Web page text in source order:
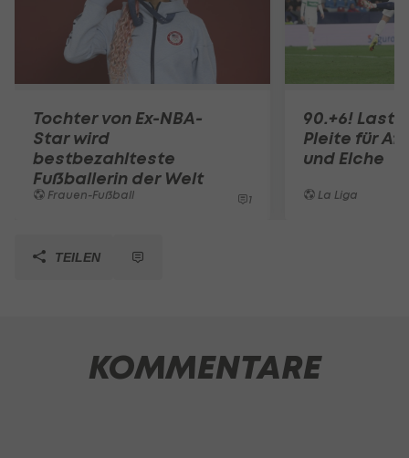
Tochter von Ex-NBA-
Star wird
bestbezahlteste
Fußballerin der Welt
Frauen-Fußball 1
90.+6!
Pleite für
und Elche
La Liga
TEILEN
KOMMENTARE